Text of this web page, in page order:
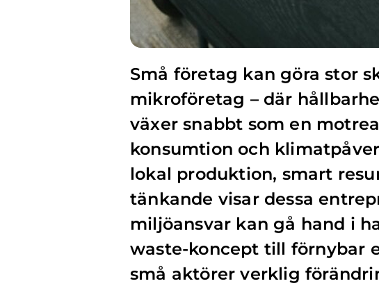
Små företag kan göra stor
mikroföretag – där
växer snabbt som en
konsumtion och
lokal produktion, smart
tänkande visar dessa
miljöansvar kan gå hand i
waste-koncept till förnybar
små aktörer verklig